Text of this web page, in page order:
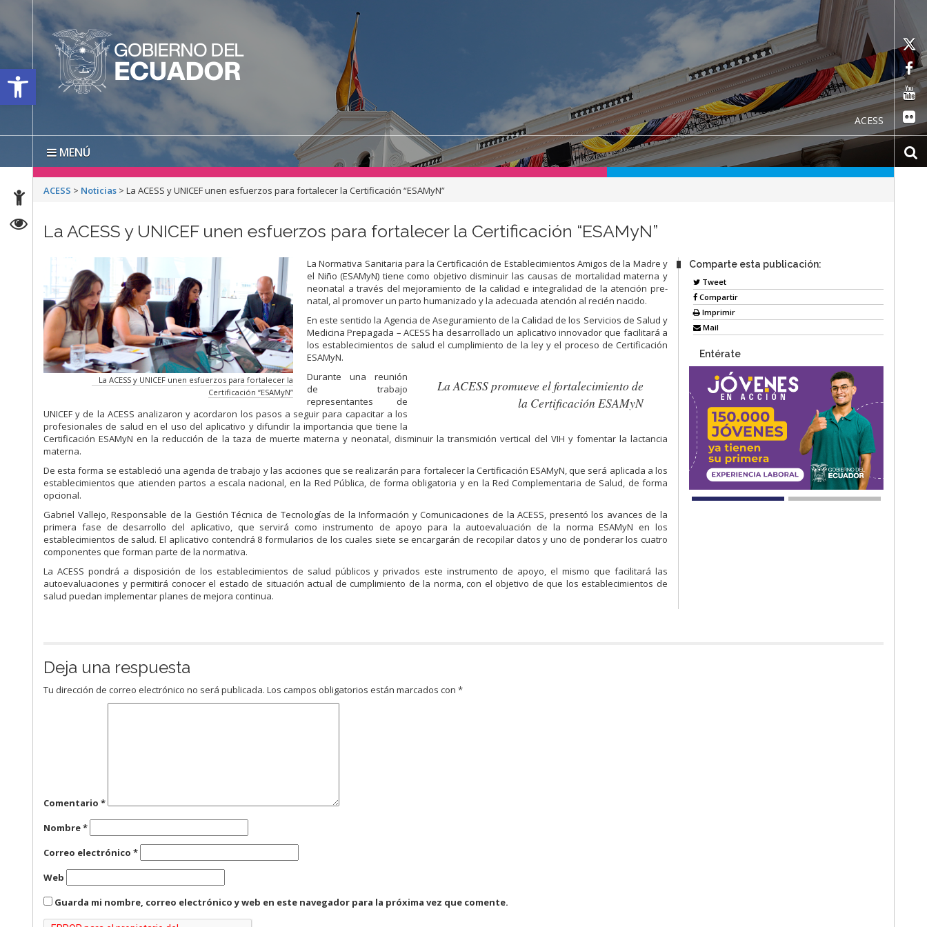
Open toolbar
ACESS
MENÚ
ACESS > Noticias >La ACESS y UNICEF unen esfuerzos para fortalecer la Certificación “ESAMyN”
La ACESS y UNICEF unen esfuerzos para fortalecer la Certificación “ESAMyN”
La ACESS y UNICEF unen esfuerzos para fortalecer la
Certificación “ESAMyN”
La Normativa Sanitaria para la Certificación de Establecimientos Amigos de la Madre y
el Niño (ESAMyN) tiene como objetivo disminuir las causas de mortalidad materna y
neonatal a través del mejoramiento de la calidad e integralidad de la atención pre-
natal, al promover un parto humanizado y la adecuada atención al recién nacido.
En este sentido la Agencia de Aseguramiento de la Calidad de los Servicios de Salud y
Medicina Prepagada – ACESS ha desarrollado un aplicativo innovador que facilitará a
los establecimientos de salud el cumplimiento de la ley y el proceso de Certificación
ESAMyN.
La ACESS promueve el fortalecimiento de
la Certificación ESAMyN
Durante una reunión
de trabajo
representantes de
UNICEF y de la ACESS analizaron y acordaron los pasos a seguir para capacitar a los
profesionales de salud en el uso del aplicativo y difundir la importancia que tiene la
Certificación ESAMyN en la reducción de la taza de muerte materna y neonatal, disminuir la transmición vertical del VIH y fomentar la lactancia
materna.
De esta forma se estableció una agenda de trabajo y las acciones que se realizarán para fortalecer la Certificación ESAMyN, que será aplicada a los
establecimientos que atienden partos a escala nacional, en la Red Pública, de forma obligatoria y en la Red Complementaria de Salud, de forma
opcional.
Gabriel Vallejo, Responsable de la Gestión Técnica de Tecnologías de la Información y Comunicaciones de la ACESS, presentó los avances de la
primera fase de desarrollo del aplicativo, que servirá como instrumento de apoyo para la autoevaluación de la norma ESAMyN en los
establecimientos de salud. El aplicativo contendrá 8 formularios de los cuales siete se encargarán de recopilar datos y uno de ponderar los cuatro
componentes que forman parte de la normativa.
La ACESS pondrá a disposición de los establecimientos de salud públicos y privados este instrumento de apoyo, el mismo que facilitará las
autoevaluaciones y permitirá conocer el estado de situación actual de cumplimiento de la norma, con el objetivo de que los establecimientos de
salud puedan implementar planes de mejora continua.
Comparte esta publicación:
Tweet
Compartir
Imprimir
Mail
Entérate
Deja una respuesta
Tu dirección de correo electrónico no será publicada. Los campos obligatorios están marcados con*
Comentario*
Nombre*
Correo electrónico*
Web
Guarda mi nombre, correo electrónico y web en este navegador para la próxima vez que comente.